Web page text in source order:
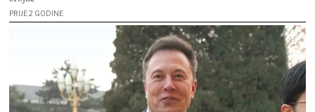
PRIJE 2 GODINE